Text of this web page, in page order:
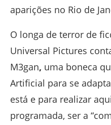
aparições no Rio de
O longa de terror de
Universal Pictures
M3gan, uma boneca
Artificial para se
está e para realizar
programada, ser a